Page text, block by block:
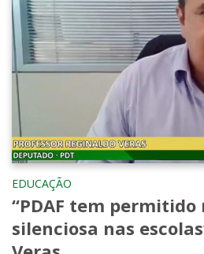
EDUCAÇÃO
“PDAF tem permitido
silenciosa nas